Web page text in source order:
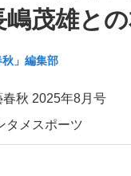
嶋茂雄と
秋」編集部
春秋 2025年8月号
タメ スポーツ